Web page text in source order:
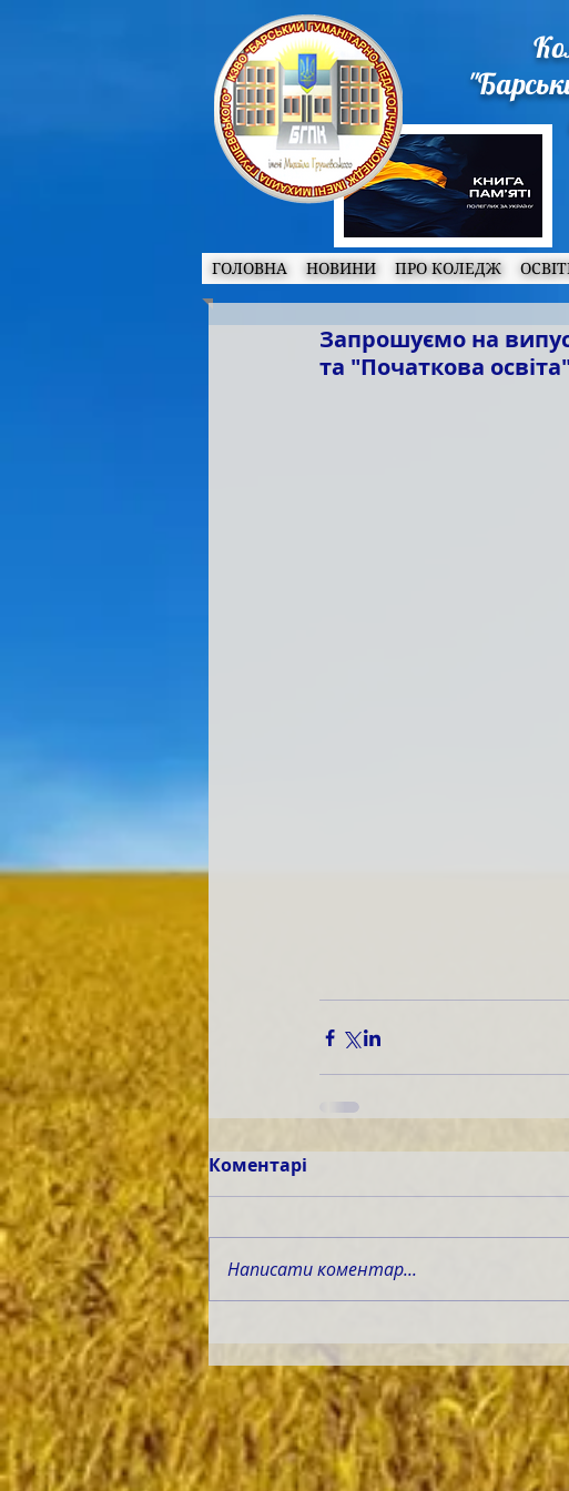
ГОЛОВНА НОВИНИ ПРО КОЛЕДЖ
Запрошуємо на
та "Початкова освіта"
Коментарі
Написати коментар...